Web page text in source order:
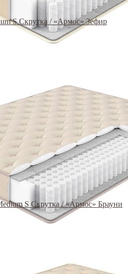
S Скрутка / «Армос» Зефир
S Скрутка / «Армос» Брауни